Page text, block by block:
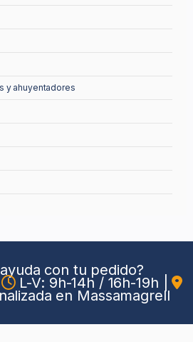
y ahuyentadores
con tu pedido?
L-V: 9h-14h / 16h-19h
en Massamagrell